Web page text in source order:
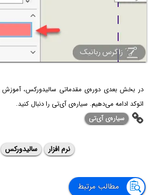
در بخش بعدی دوره‌ی مقدماتی سالیدورکس،
اتوکد ادامه می‌دهیم. سیاره‌ی آی‌تی را دنبال کنید.
سیاره‌ی ‌آی‌تی
نرم افزار سالیدورکس
مطالب مرتبط